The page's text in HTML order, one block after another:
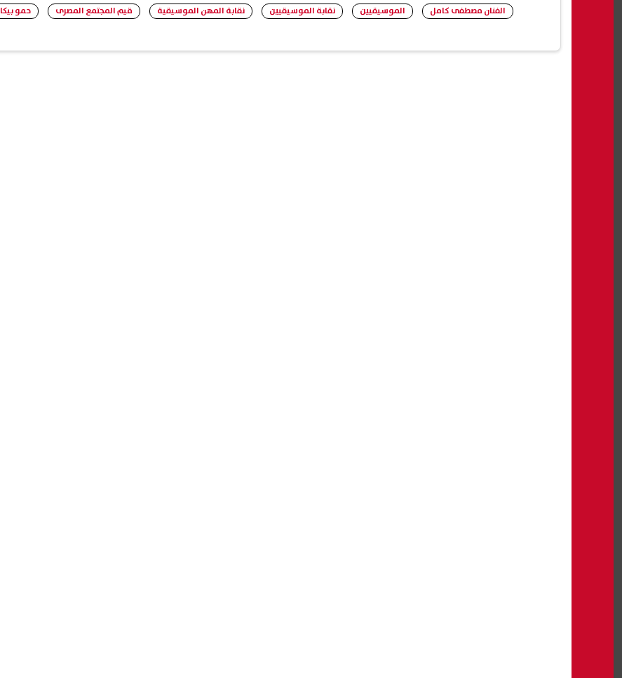
الفنان مصطفى كامل الموسيقيين نقابة الموسيقيين نقابة المهن الموسيقية قيم المجتمع المصرى حمو بيكا